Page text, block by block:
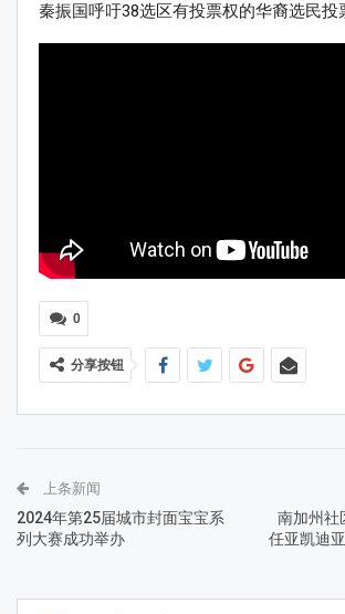
秦振国呼吁38选区有投票权的华裔选民投
0
分享按钮
上条新闻
2024年第25届城市封面宝宝系
列大赛成功举办
南加州社
任亚凯迪